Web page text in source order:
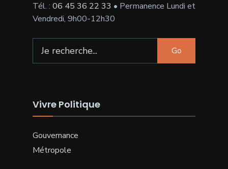
Tél. : 06 45 36 22 33 • Permanence Lundi et
Vendredi, 9h00-12h30
for:
Go
Vivre Politique
Gouvernance
Métropole